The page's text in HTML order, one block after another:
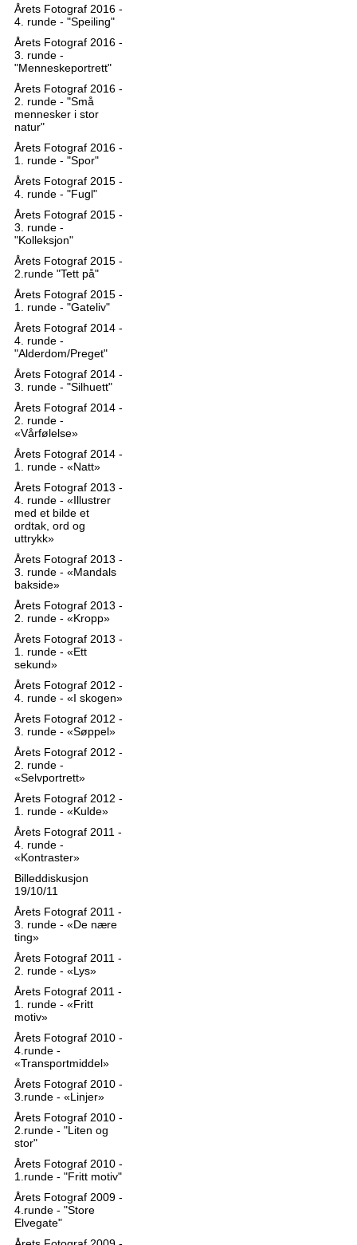
Årets Fotograf 2016 -
4. runde - "Speiling"
Årets Fotograf 2016 -
3. runde -
"Menneskeportrett"
Årets Fotograf 2016 -
2. runde - "Små
mennesker i stor
natur"
Årets Fotograf 2016 -
1. runde - "Spor"
Årets Fotograf 2015 -
4. runde - "Fugl"
Årets Fotograf 2015 -
3. runde -
"Kolleksjon"
Årets Fotograf 2015 -
2.runde "Tett på"
Årets Fotograf 2015 -
1. runde - "Gateliv"
Årets Fotograf 2014 -
4. runde -
"Alderdom/Preget"
Årets Fotograf 2014 -
3. runde - "Silhuett"
Årets Fotograf 2014 -
2. runde -
«Vårfølelse»
Årets Fotograf 2014 -
1. runde - «Natt»
Årets Fotograf 2013 -
4. runde - «Illustrer
med et bilde et
ordtak, ord og
uttrykk»
Årets Fotograf 2013 -
3. runde - «Mandals
bakside»
Årets Fotograf 2013 -
2. runde - «Kropp»
Årets Fotograf 2013 -
1. runde - «Ett
sekund»
Årets Fotograf 2012 -
4. runde - «I skogen»
Årets Fotograf 2012 -
3. runde - «Søppel»
Årets Fotograf 2012 -
2. runde -
«Selvportrett»
Årets Fotograf 2012 -
1. runde - «Kulde»
Årets Fotograf 2011 -
4. runde -
«Kontraster»
Billeddiskusjon
19/10/11
Årets Fotograf 2011 -
3. runde - «De nære
ting»
Årets Fotograf 2011 -
2. runde - «Lys»
Årets Fotograf 2011 -
1. runde - «Fritt
motiv»
Årets Fotograf 2010 -
4.runde -
«Transportmiddel»
Årets Fotograf 2010 -
3.runde - «Linjer»
Årets Fotograf 2010 -
2.runde - "Liten og
stor"
Årets Fotograf 2010 -
1.runde - "Fritt motiv"
Årets Fotograf 2009 -
4.runde - "Store
Elvegate"